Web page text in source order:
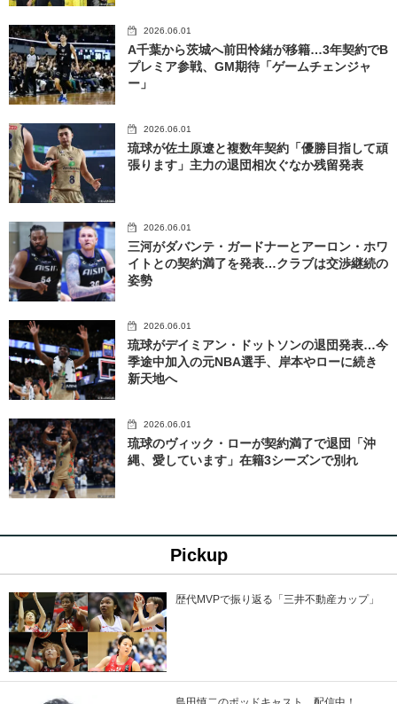
2026.06.01
A千葉から茨城へ前田怜緒が移籍…3年契約でB
プレミア参戦、GM期待「ゲームチェンジャ
ー」
2026.06.01
琉球が佐土原遼と複数年契約「優勝目指して頑
張ります」主力の退団相次ぐなか残留発表
2026.06.01
三河がダバンテ・ガードナーとアーロン・ホワ
イトとの契約満了を発表…クラブは交渉継続の
姿勢
2026.06.01
琉球がデイミアン・ドットソンの退団発表…今
季途中加入の元NBA選手、岸本やローに続き
新天地へ
2026.06.01
琉球のヴィック・ローが契約満了で退団「沖
縄、愛しています」在籍3シーズンで別れ
Pickup
歴代MVPで振り返る「三井不動産カップ」